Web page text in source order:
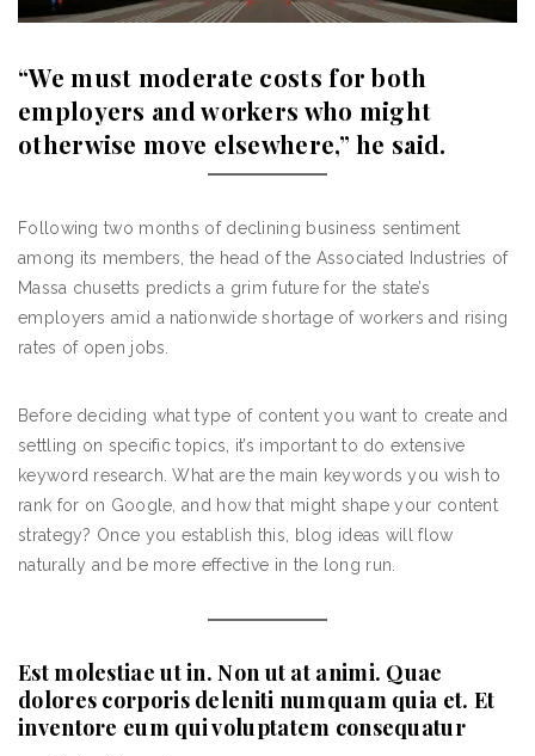
“We must moderate costs for both
employers and workers who might
otherwise move elsewhere,” he said.
Following two months of declining business sentiment
among its members, the head of the Associated Industries of
Massa chusetts predicts a grim future for the state’s
employers amid a nationwide shortage of workers and rising
rates of open jobs.
Before deciding what type of content you want to create and
settling on specific topics, it’s important to do extensive
keyword research. What are the main keywords you wish to
rank for on Google, and how that might shape your content
strategy? Once you establish this, blog ideas will flow
naturally and be more effective in the long run.
Est molestiae ut in. Non ut at animi. Quae
dolores corporis deleniti numquam quia et. Et
inventore eum qui voluptatem consequatur